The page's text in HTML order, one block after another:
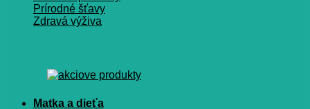
Prírodné šťavy
Zdravá výživa
Matka a dieťa